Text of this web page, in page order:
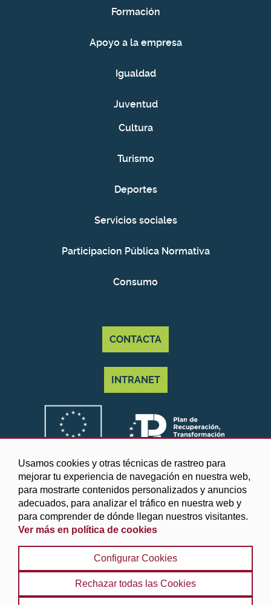
Usamos cookies y otras técnicas de rastreo para
mejorar tu experiencia de navegación en nuestra web,
para mostrarte contenidos personalizados y anuncios
adecuados, para analizar el tráfico en nuestra web y
para comprender de dónde llegan nuestros visitantes.
Ver más en política de cookies
Configurar Cookies
Rechazar todas las Cookies
Formación
Apoyo a la empresa
Igualdad
Juventud
Cultura
Turismo
Deportes
Servicios sociales
Participacion Pública Normativa
Consumo
CONTACTA
INTRANET
©2025 Diputación de Granada
Aviso legal y Política de privacidad | Política de cookies
Protección de datos | Accesibilidad | Búsqueda |
Mapa web